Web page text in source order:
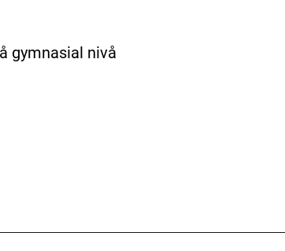
gymnasial nivå
till extern sida.)